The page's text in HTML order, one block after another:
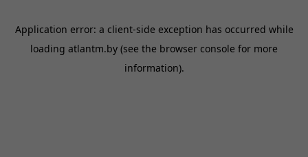
Application error: a client-side exception has occurred while
loading atlantm.by (see the browser console for more
information).